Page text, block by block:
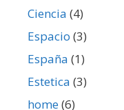
Ciencia (4)
Espacio (3)
España (1)
Estetica (3)
home(6)